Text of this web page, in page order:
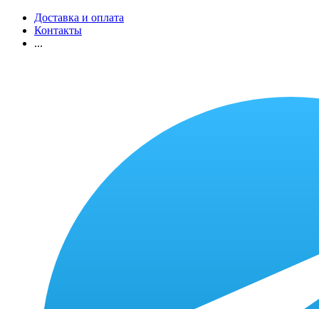
Доставка и оплата
Контакты
...